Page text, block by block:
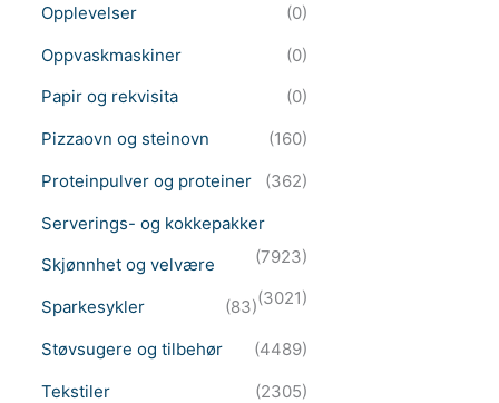
Opplevelser
(0)
Oppvaskmaskiner
(0)
Papir og rekvisita
(0)
Pizzaovn og steinovn
(160)
Proteinpulver og proteiner
(362)
Serverings- og kokkepakker
(7923)
Skjønnhet og velvære
(3021)
Sparkesykler
(83)
Støvsugere og tilbehør
(4489)
Tekstiler
(2305)